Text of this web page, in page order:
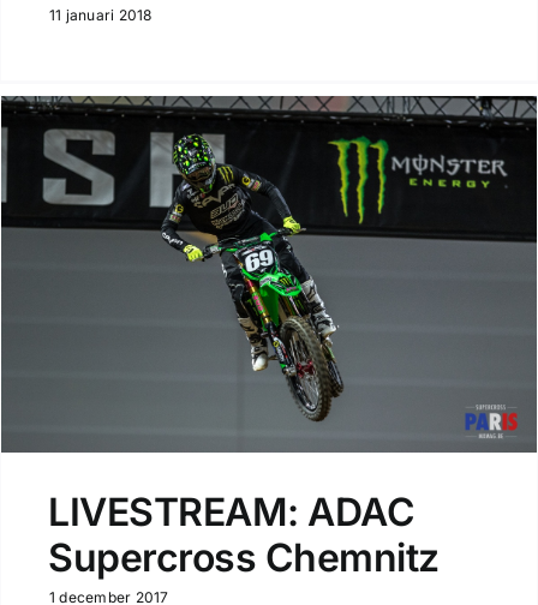
11 januari 2018
LIVESTREAM: ADAC
Supercross Chemnitz
1 december 2017